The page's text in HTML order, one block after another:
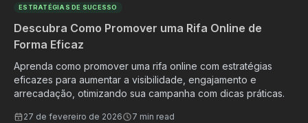
ESTRATÉGIAS DE SUCESSO
Descubra Como Promover uma Rifa Online de
Forma Eficaz
Aprenda como promover uma rifa online com estratégias
eficazes para aumentar a visibilidade, engajamento e
arrecadação, otimizando sua campanha com dicas práticas.
27 de fevereiro de 2026 7 min read